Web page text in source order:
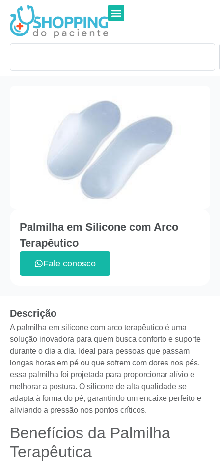
Palmilha em Silicone com Arco
Terapêutico
Fale conosco
Descrição
A palmilha em silicone com arco terapêutico é uma
solução inovadora para quem busca conforto e suporte
durante o dia a dia. Ideal para pessoas que passam
longas horas em pé ou que sofrem com dores nos pés,
essa palmilha foi projetada para proporcionar alívio e
melhorar a postura. O silicone de alta qualidade se
adapta à forma do pé, garantindo um encaixe perfeito e
aliviando a pressão nos pontos críticos.
Benefícios da Palmilha
Terapêutica